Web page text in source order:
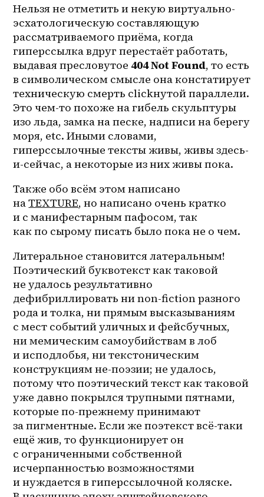
Нельзя не отметить и некую виртуально-
эсхатологическую составляющую
рассматриваемого приёма, когда
гиперссылка вдруг перестаёт работать,
выдавая пресловутое 404 Not Found, то есть
в символическом смысле она констатирует
техническую смерть clickнутой параллели.
Это чем-то похоже на гибель скульптуры
изо льда, замка на песке, надписи на берегу
моря, etc. Иными словами,
гиперссылочные тексты живы, живы здесь-
и-сейчас, а некоторые из них живы пока.
Также обо всём этом написано
на TEXTURE, но написано очень кратко
и с манифестарным пафосом, так
как по сырому писать было пока не о чем.
Литеральное становится латеральным!
Поэтический буквотекст как таковой
не удалось результативно
дефибриллировать ни non-fiction разного
рода и толка, ни прямым высказываниям
с мест событий уличных и фейсбучных,
ни мемическим самоубийствам в лоб
и исподлобья, ни текстоническим
конструкциям не-поэзии; не удалось,
потому что поэтический текст как таковой
уже давно покрылся трупными пятнами,
которые по-прежнему принимают
за пигментные. Если же поэтекст всё-таки
ещё жив, то функционирует он
с ограниченными собственной
исчерпанностью возможностями
и нуждается в гиперссылочной коляске.